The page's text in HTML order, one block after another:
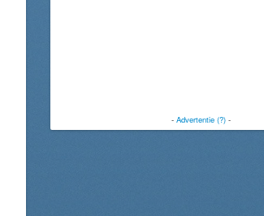
- Advertentie (?)-